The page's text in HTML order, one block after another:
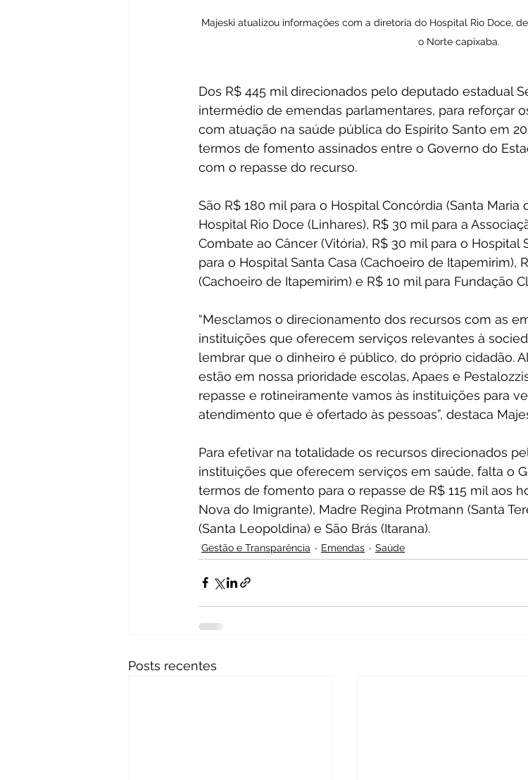
Majeski atualizou informações com a diretoria do Hospital Rio Doce,
o Norte capixaba.
Dos R$ 445 mil direcionados pelo deputado estadual
intermédio de emendas parlamentares, para reforçar
com atuação na saúde pública do Espírito Santo em
termos de fomento assinados entre o Governo do
com o repasse do recurso.
São R$ 180 mil para o Hospital Concórdia (Santa Maria
Hospital Rio Doce (Linhares), R$ 30 mil para a
Combate ao Câncer (Vitória), R$ 30 mil para o Hospital
para o Hospital Santa Casa (Cachoeiro de Itapemirim),
(Cachoeiro de Itapemirim) e R$ 10 mil para Fundação
“Mesclamos o direcionamento dos recursos com as
instituições que oferecem serviços relevantes à
lembrar que o dinheiro é público, do próprio cidadão.
estão em nossa prioridade escolas, Apaes e
repasse e rotineiramente vamos às instituições para
atendimento que é ofertado às pessoas”, destaca
Para efetivar na totalidade os recursos direcionados
instituições que oferecem serviços em saúde, falta o
termos de fomento para o repasse de R$ 115 mil aos
Nova do Imigrante), Madre Regina Protmann (Santa
(Santa Leopoldina) e São Brás (Itarana).
Gestão e Transparência Emendas Saúde
Posts recentes